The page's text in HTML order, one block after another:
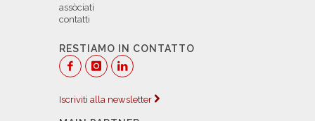
assòciati
contatti
RESTIAMO IN CONTATTO
Iscriviti alla newsletter